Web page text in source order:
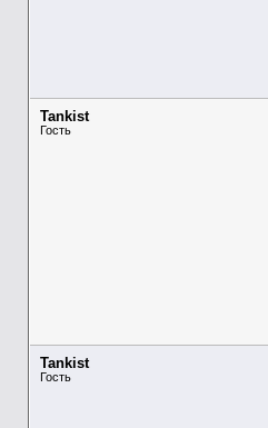
Tankist
Гость
Tankist
Гость